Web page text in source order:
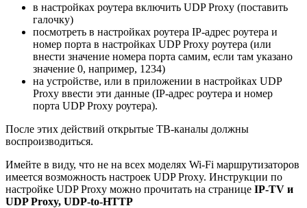
в настройках роутера включить UDP Proxy (поставить
галочку)
посмотреть в настройках роутера IP-адрес роутера и
номер порта в настройках UDP Proxy роутера (или
внести значение номера порта самим, если там указано
значение 0, например, 1234)
на устройстве, или в приложении в настройках UDP
Proxy ввести эти данные (IP-адрес роутера и номер
порта UDP Proxy роутера).
После этих действий открытые ТВ-каналы должны
воспроизводиться.
Имейте в виду, что не на всех моделях Wi-Fi маршрутизаторов
имеется возможность настроек UDP Proxy. Инструкции по
настройке UDP Proxy можно прочитать на странице IP-TV и
UDP Proxy, UDP-to-HTTP